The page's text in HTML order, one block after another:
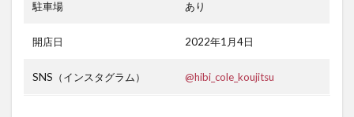
駐車場 あり
開店日 2022年1月4日
SNS（インスタグラム） @hibi_cole_koujitsu